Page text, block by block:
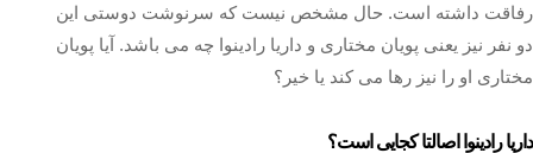
رفاقت داشته است. حال مشخص نیست که سرنوشت دوستی این
دو نفر نیز یعنی پویان مختاری و داریا رادینوا چه می باشد. آیا پویان
مختاری او را نیز رها می کند یا خیر؟
داریا رادینوا اصالتا کجایی است؟